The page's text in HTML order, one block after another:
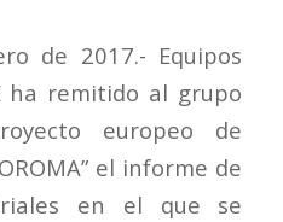
de 2017.- Equipos
ha remitido al grupo
europeo de
el informe de
en el que se